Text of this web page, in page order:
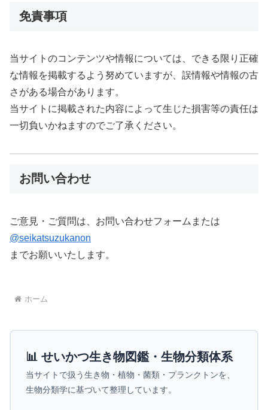
免責事項
当サイトのコンテンツや情報については、できる限り正確
な情報を掲載するよう努めていますが、誤情報や情報の古
さがある場合があります。
当サイトに掲載された内容によって生じた損害等の責任は
一切負いかねますのでご了承ください。
お問い合わせ
ご意見・ご質問は、お問い合わせフォームまたは
@seikatsuzukanon
までお願いいたします。
ホーム
📊 せいかつ生き物図鑑・生物分類体系
当サイトで扱う生き物・植物・菌類・プランクトンを、
生物分類学に基づいて整理しています。